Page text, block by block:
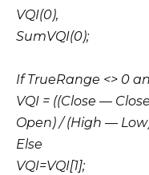
VQI(0),
SumVQI(0);
If TrueRange <> 0
VQI = ((Close —
Open) / (High —
Else
VQI=VQI[1];